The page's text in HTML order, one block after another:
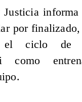
Justicia informa
por finalizado,
el ciclo de
como